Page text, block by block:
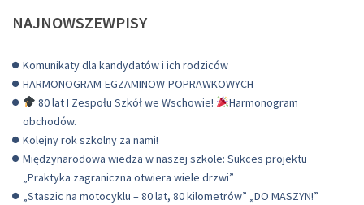
NAJNOWSZEWPISY
Komunikaty dla kandydatów i ich rodziców
HARMONOGRAM-EGZAMINOW-POPRAWKOWYCH
80 lat I Zespołu Szkół we Wschowie!
Harmonogram
obchodów.
Kolejny rok szkolny za nami!
Międzynarodowa wiedza w naszej szkole: Sukces projektu
„Praktyka zagraniczna otwiera wiele drzwi”
„Staszic na motocyklu – 80 lat, 80 kilometrów” „DO MASZYN!”